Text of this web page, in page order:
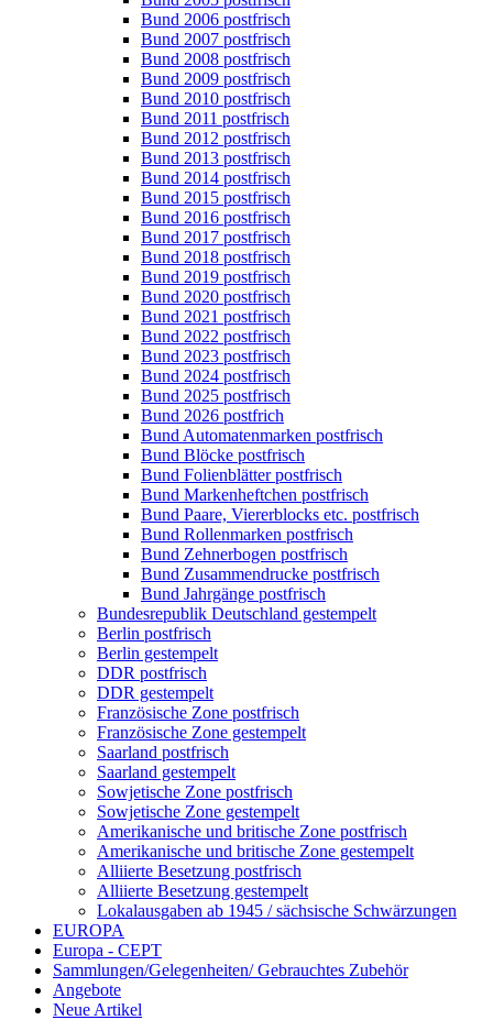
Bund 2006 postfrisch
Bund 2007 postfrisch
Bund 2008 postfrisch
Bund 2009 postfrisch
Bund 2010 postfrisch
Bund 2011 postfrisch
Bund 2012 postfrisch
Bund 2013 postfrisch
Bund 2014 postfrisch
Bund 2015 postfrisch
Bund 2016 postfrisch
Bund 2017 postfrisch
Bund 2018 postfrisch
Bund 2019 postfrisch
Bund 2020 postfrisch
Bund 2021 postfrisch
Bund 2022 postfrisch
Bund 2023 postfrisch
Bund 2024 postfrisch
Bund 2025 postfrisch
Bund 2026 postfrich
Bund Automatenmarken postfrisch
Bund Blöcke postfrisch
Bund Folienblätter postfrisch
Bund Markenheftchen postfrisch
Bund Paare, Viererblocks etc. postfrisch
Bund Rollenmarken postfrisch
Bund Zehnerbogen postfrisch
Bund Zusammendrucke postfrisch
Bund Jahrgänge postfrisch
Bundesrepublik Deutschland gestempelt
Berlin postfrisch
Berlin gestempelt
DDR postfrisch
DDR gestempelt
Französische Zone postfrisch
Französische Zone gestempelt
Saarland postfrisch
Saarland gestempelt
Sowjetische Zone postfrisch
Sowjetische Zone gestempelt
Amerikanische und britische Zone postfrisch
Amerikanische und britische Zone gestempelt
Alliierte Besetzung postfrisch
Alliierte Besetzung gestempelt
Lokalausgaben ab 1945 / sächsische Schwärzungen
EUROPA
Europa - CEPT
Sammlungen/Gelegenheiten/ Gebrauchtes Zubehör
Angebote
Neue Artikel